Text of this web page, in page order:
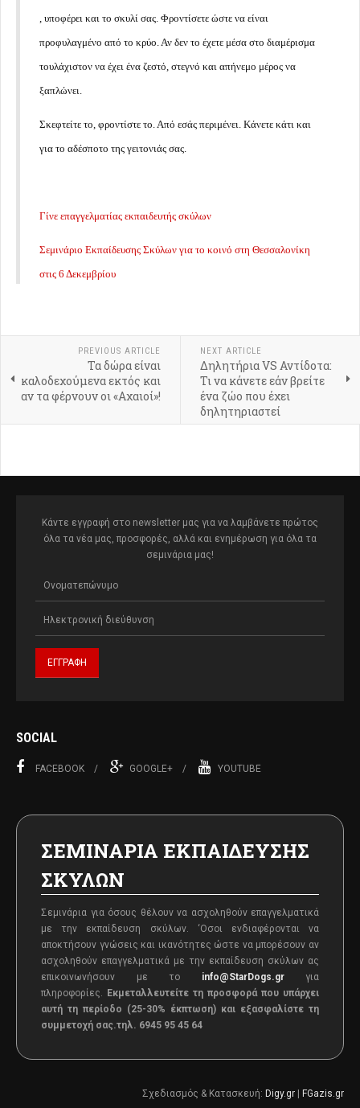
, υποφέρει και το σκυλί σας. Φροντίσετε ώστε να είναι
προφυλαγμένο από το κρύο. Αν δεν το έχετε μέσα στο διαμέρισμα
τουλάχιστον να έχει ένα ζεστό, στεγνό και απήνεμο μέρος να
ξαπλώνει.
Σκεφτείτε το, φροντίστε το. Από εσάς περιμένει. Κάνετε κάτι και
για το αδέσποτο της γειτονιάς σας.
Γίνε επαγγελματίας εκπαιδευτής σκύλων
Σεμινάριο Εκπαίδευσης Σκύλων για το κοινό στη Θεσσαλονίκη
στις 6 Δεκεμβρίου
PREVIOUS ARTICLE
Τα δώρα είναι
καλοδεχούμενα εκτός και
αν τα φέρνουν οι «Αχαιοί»!
NEXT ARTICLE
Δηλητήρια VS Αντίδοτα:
Τι να κάνετε εάν βρείτε
ένα ζώο που έχει
δηλητηριαστεί
Κάντε εγγραφή στο newsletter μας για να λαμβάνετε πρώτος
όλα τα νέα μας, προσφορές, αλλά και ενημέρωση για όλα τα
σεμινάρια μας!
SOCIAL
FACEBOOK GOOGLE+ YOUTUBE
ΣΕΜΙΝΑΡΙΑ ΕΚΠΑΙΔΕΥΣΗΣ
ΣΚΥΛΩΝ
Σεμινάρια για όσους θέλουν να ασχοληθούν επαγγελματικά
με την εκπαίδευση σκύλων. ‘Oσοι ενδιαφέρονται να
αποκτήσουν γνώσεις και ικανότητες ώστε να μπορέσουν αν
ασχοληθούν επαγγελματικά με την εκπαίδευση σκύλων ας
επικοινωνήσουν με το
info@StarDogs.grγια
πληροφορίες. Εκμεταλλευτείτε τη προσφορά που υπάρχει
αυτή τη περίοδο (25-30% έκπτωση) και εξασφαλίστε τη
συμμετοχή σας.τηλ. 6945 95 45 64
Σχεδιασμός & Κατασκευή: Digy.gr FGazis.gr